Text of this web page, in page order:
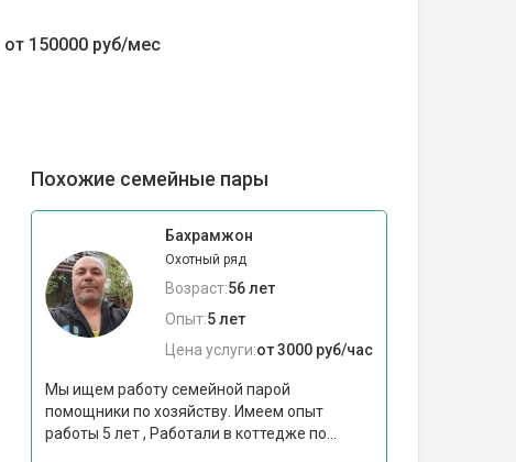
от 150000 руб/мес
Похожие семейные пары
Бахрамжон
Охотный ряд
Возраст:56 лет
Опыт:5 лет
Цена услуги:от 3000 руб/час
Мы ищем работу семейной парой
помощники по хозяйству. Имеем опыт
работы 5 лет , Работали в коттедже по...